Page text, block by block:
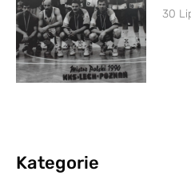
30
Kategorie